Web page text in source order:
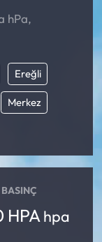
hPa,
Ereğli
Merkez
BASINÇ
HPA hpa